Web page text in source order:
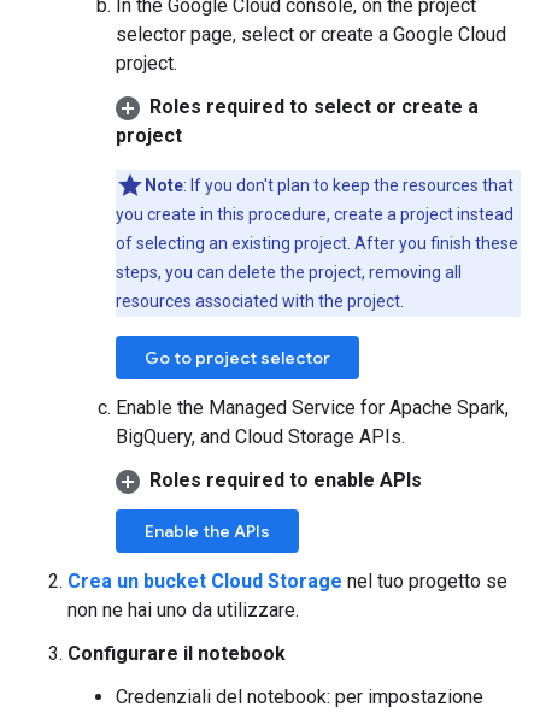
In the Google Cloud console, on the project
selector page, select or create a Google Cloud
project.
Roles required to select or create a
project
Note: If you don't plan to keep the resources that
you create in this procedure, create a project instead
of selecting an existing project. After you finish these
steps, you can delete the project, removing all
resources associated with the project.
Go to project selector
Enable the Managed Service for Apache Spark,
BigQuery, and Cloud Storage APIs.
Roles required to enable APIs
Enable the APIs
Crea un bucket Cloud Storage nel tuo progetto se
non ne hai uno da utilizzare.
Configurare il notebook
Credenziali del notebook: per impostazione